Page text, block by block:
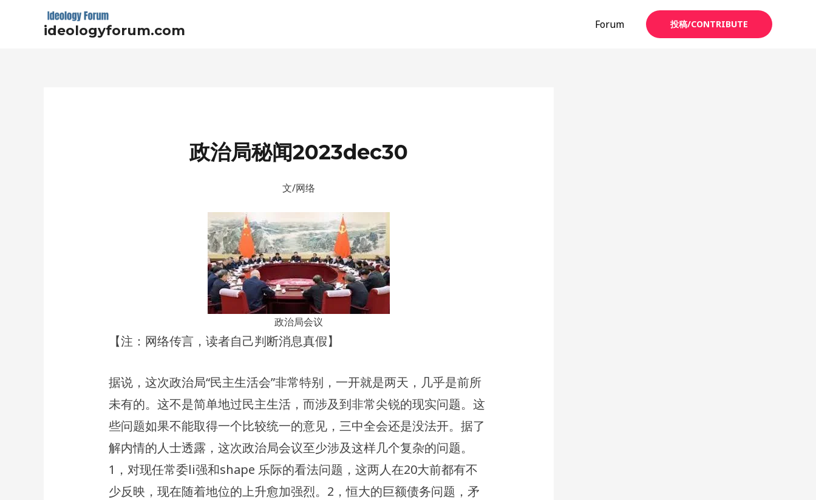
ideologyforum.com Forum 投稿/CONTRIBUTE
政治局秘闻2023dec30
文/网络
政治局会议
【注：网络传言，读者自己判断消息真假】
据说，这次政治局“民主生活会”非常特别，一开就是两天，几乎是前所
未有的。这不是简单地过民主生活，而涉及到非常尖锐的现实问题。这
些问题如果不能取得一个比较统一的意见，三中全会还是没法开。据了
解内情的人士透露，这次政治局会议至少涉及这样几个复杂的问题。
1，对现任常委li强和shape 乐际的看法问题，这两人在20大前都有不
少反映，现在随着地位的上升愈加强烈。2，恒大的巨额债务问题，矛